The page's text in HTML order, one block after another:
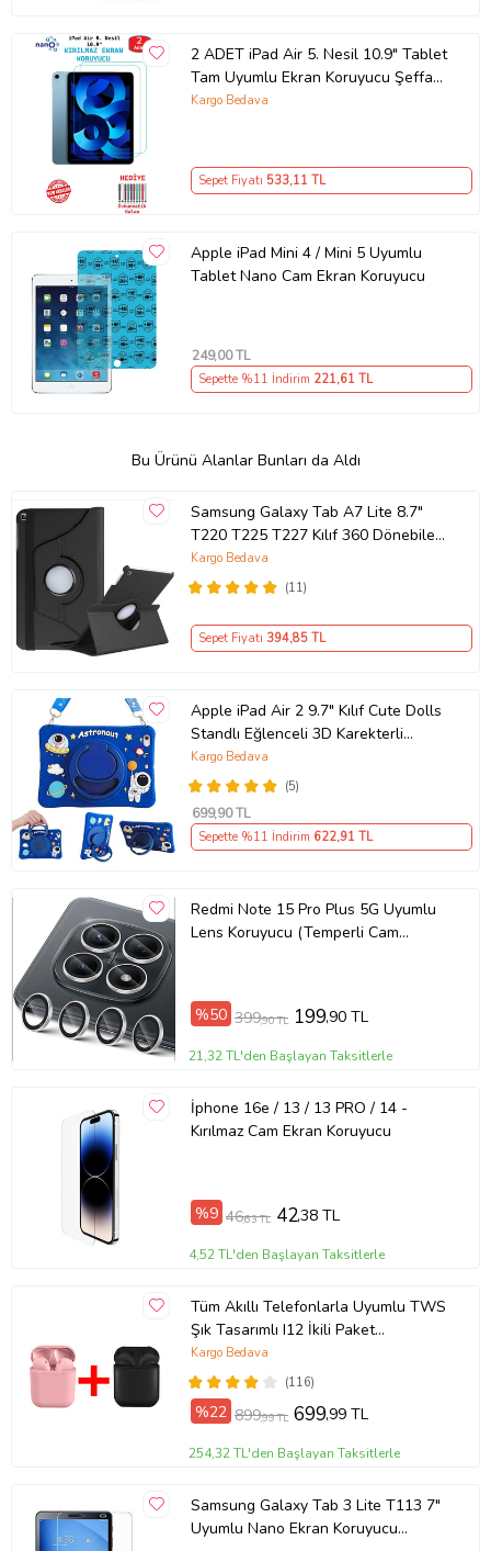
2 ADET iPad Air 5. Nesil 10.9" Tablet
Tam Uyumlu Ekran Koruyucu Şeffaf
Cam Nano HD Esnek Kırılmaz
Kargo Bedava
Sepet Fiyatı 533,11 TL
Apple iPad Mini 4 / Mini 5 Uyumlu
Tablet Nano Cam Ekran Koruyucu
249,00 TL
Sepette %11 İndirim 221,61 TL
Bu Ürünü Alanlar Bunları da Aldı
Samsung Galaxy Tab A7 Lite 8.7"
T220 T225 T227 Kılıf 360 Dönebilen
Standlı Case (Siyah)
(11)
Kargo Bedava
Sepet Fiyatı 394,85 TL
Apple iPad Air 2 9.7" Kılıf Cute Dolls
Standlı Eğlenceli 3D Karekterli
Çocuk Kıl (Gök Mavisi)
(5)
Kargo Bedava
699,90 TL
Sepette %11 İndirim 622,91 TL
Redmi Note 15 Pro Plus 5G Uyumlu
Lens Koruyucu (Temperli Cam
%50 399,90 TL 199,90 TL
21,32 TL'den Başlayan Taksitlerle
İphone 16e / 13 / 13 PRO / 14 -
Kırılmaz Cam Ekran Koruyucu
%9 46,63 TL 42,38 TL
4,52 TL'den Başlayan Taksitlerle
Tüm Akıllı Telefonlarla Uyumlu TWS
Şık Tasarımlı I12 İkili Paket
Bluetooth Kulaklık (Siyah-Pembe)
(116)
Kargo Bedava
%22 899,99 TL 699,99 TL
254,32 TL'den Başlayan Taksitlerle
Samsung Galaxy Tab 3 Lite T113 7"
Uyumlu Nano Ekran Koruyucu